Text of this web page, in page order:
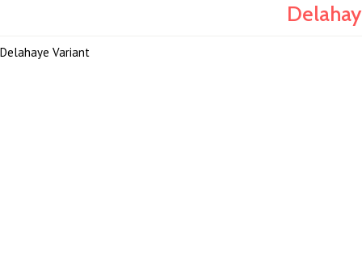
Delahaye Variant